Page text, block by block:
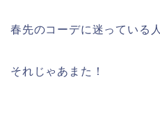
春先のコーデに迷っている
それじゃあまた！